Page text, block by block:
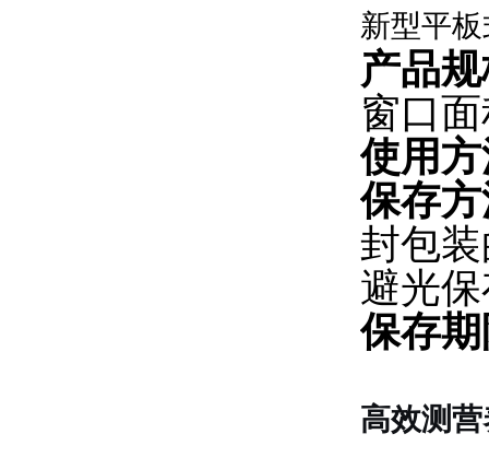
新型平
产品
窗口
使用
保存
封包
避光
保存
高效测